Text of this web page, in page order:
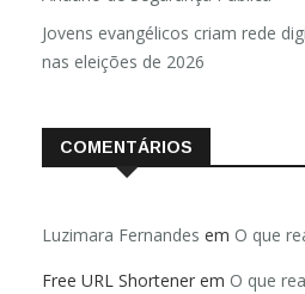
Jovens evangélicos criam rede
nas eleições de 2026
COMENTÁRIOS
Luzimara Fernandes em O que
Free URL Shortener em O que